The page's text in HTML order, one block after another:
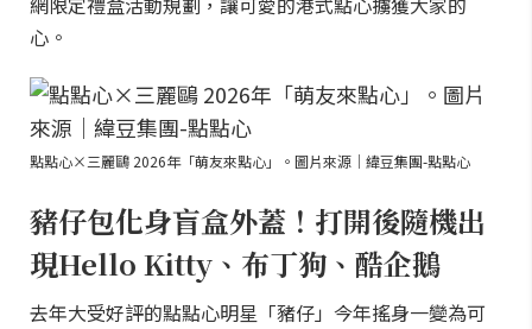
心。
點點心×三麗鷗 2026年「萌友來點心」。圖片來源｜緯豆集團-點點心
豬仔包化身盲盒外蓋！打開後隨機出
現Hello Kitty、布丁狗、酷企鵝
去年大受好評的點點心明星「豬仔」今年搖身一變為可